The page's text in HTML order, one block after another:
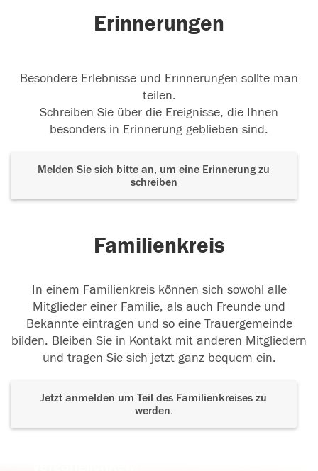
Erinnerungen
Besondere Erlebnisse und Erinnerungen sollte man
teilen.
Schreiben Sie über die Ereignisse, die Ihnen
besonders in Erinnerung geblieben sind.
Melden Sie sich bitte an, um eine Erinnerung zu
schreiben
Familienkreis
In einem Familienkreis können sich sowohl alle
Mitglieder einer Familie, als auch Freunde und
Bekannte eintragen und so eine Trauergemeinde
bilden. Bleiben Sie in Kontakt mit anderen Mitgliedern
und tragen Sie sich jetzt ganz bequem ein.
Jetzt anmelden um Teil des Familienkreises zu
werden.